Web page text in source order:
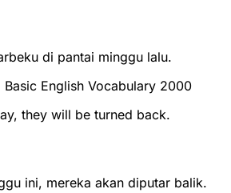
di pantai minggu lalu.
Basic English Vocabulary 2000
they will be turned back.
ini, mereka akan diputar balik.